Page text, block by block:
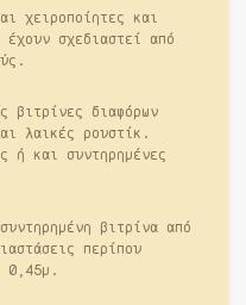
χειροποίητες και
σχεδιαστεί από
βιτρίνες διαφόρων
λαικές ρουστίκ.
ή και συντηρημένες
βιτρίνα από
περίπου
0,45μ.